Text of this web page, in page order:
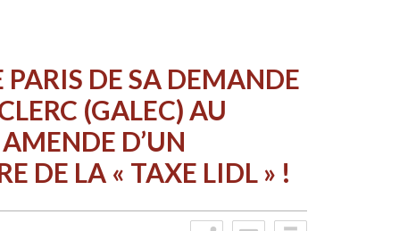
DE SA DEMANDE
(GALEC) AU
D’UN
DE LA « TAXE LIDL » !